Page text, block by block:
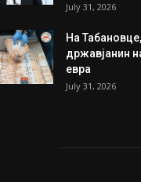
July 31, 2026
На
државјанин
евра
July 31, 2026